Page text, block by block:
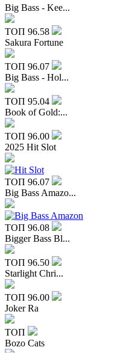
Big Bass - Kee...
ТОП 96.58
Sakura Fortune
ТОП 96.07
Big Bass - Hol...
ТОП 95.04
Book of Gold:...
ТОП 96.00
2025 Hit Slot
ТОП 96.07
Big Bass Amazo...
ТОП 96.08
Bigger Bass Bl...
ТОП 96.50
Starlight Chri...
ТОП 96.00
Joker Ra
ТОП
Bozo Cats